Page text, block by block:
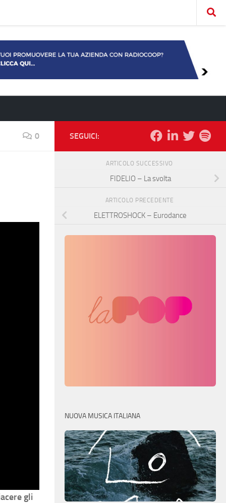
0
gli
SEGUICI:
ARTICOLO SUCCESSIVO
FIDELIO – La svolta
ARTICOLO PRECEDENTE
ELETTROSHOCK – Eurodance
NUOVA MUSICA ITALIANA